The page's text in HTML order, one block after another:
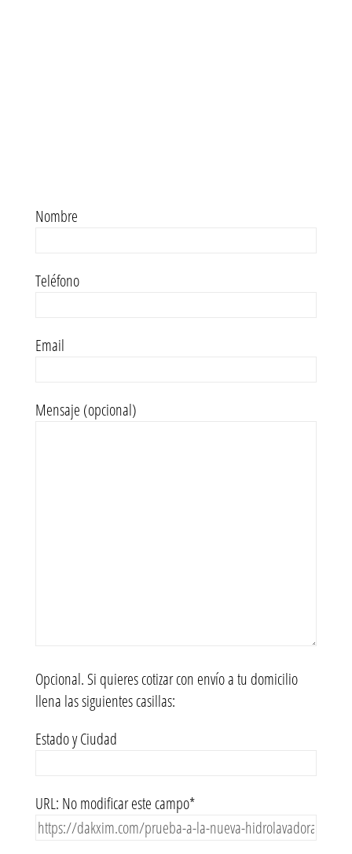
Nombre
Teléfono
Email
Mensaje (opcional)
Opcional. Si quieres cotizar con envío a tu domicilio
llena las siguientes casillas:
Estado y Ciudad
URL: No modificar este campo*